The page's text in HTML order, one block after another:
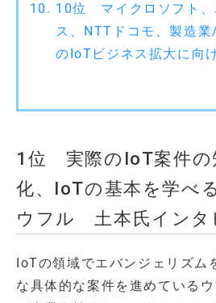
10位 マイクロソフト、
ス、NTTドコモ、製造
のIoTビジネス拡大に向
1位 実際のIoT案件の
化、IoTの基本を学べ
ウフル 土本氏インタ
IoTの領域でエバンジェリズム
な具体的な案件を進めている